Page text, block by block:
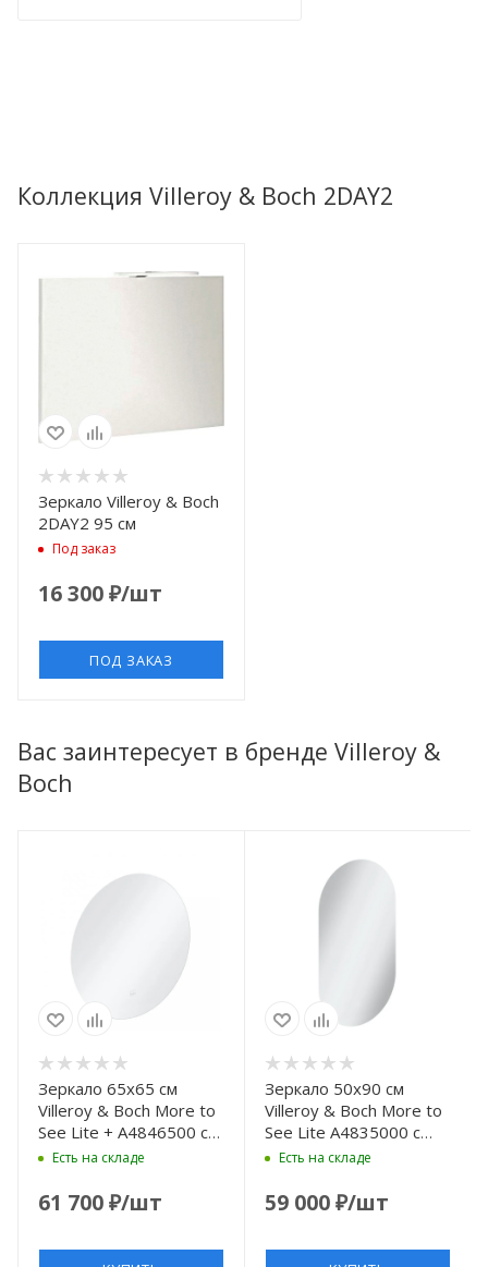
Коллекция Villeroy & Boch 2DAY2
Зеркало Villeroy & Boch
2DAY2 95 см
Под заказ
16 300₽/шт
ПОД ЗАКАЗ
Вас заинтересует в бренде Villeroy &
Boch
Зеркало 65х65 см
Villeroy & Boch More to
See Lite + A4846500 с
LED подсветкой,
сенсорный, белый
Есть на складе
61 700₽/шт
Зеркало 50х90 см
Villeroy & Boch More to
See Lite A4835000 с
LED подсветкой,
сенсорный, белый
Есть на складе
59 000₽/шт